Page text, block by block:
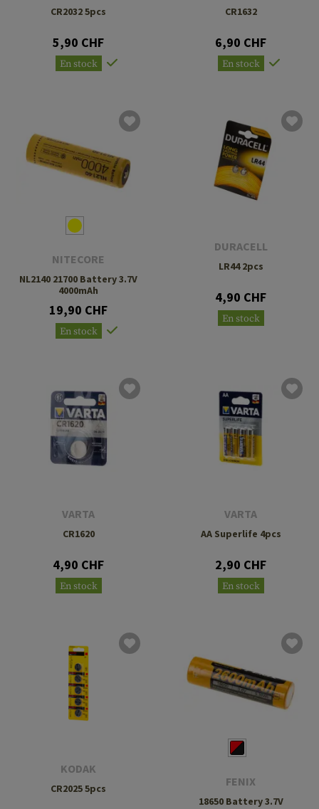
CR2032 5pcs
5,90 CHF
En stock
CR1632
6,90 CHF
En stock
NITECORE
NL2140 21700 Battery 3.7V
4000mAh
19,90 CHF
En stock
DURACELL
LR44 2pcs
4,90 CHF
En stock
VARTA
CR1620
4,90 CHF
En stock
VARTA
AA Superlife 4pcs
2,90 CHF
En stock
KODAK
CR2025 5pcs FENIX
18650 Battery 3.7V